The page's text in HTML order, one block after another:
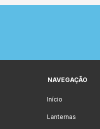
NAVEGAÇÃO
Início
Lanternas